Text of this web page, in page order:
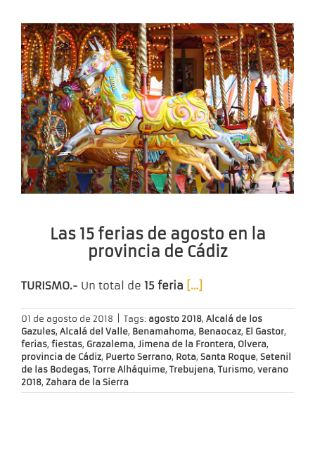
Las 15 ferias de agosto en la
provincia de Cádiz
TURISMO.- Un total de 15 feria […]
01 de agosto de 2018 Tags: agosto 2018, Alcalá de los
Gazules, Alcalá del Valle, Benamahoma, Benaocaz, El Gastor,
ferias, fiestas, Grazalema, Jimena de la Frontera, Olvera,
provincia de Cádiz, Puerto Serrano, Rota, Santa Roque, Setenil
de las Bodegas, Torre Alháquime, Trebujena, Turismo, verano
2018, Zahara de la Sierra